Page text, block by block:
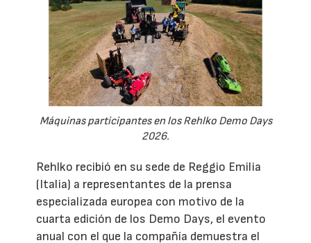
Máquinas participantes en los Rehlko Demo Days
2026.
Rehlko recibió en su sede de Reggio Emilia
(Italia) a representantes de la prensa
especializada europea con motivo de la
cuarta edición de los Demo Days, el evento
anual con el que la compañía demuestra el